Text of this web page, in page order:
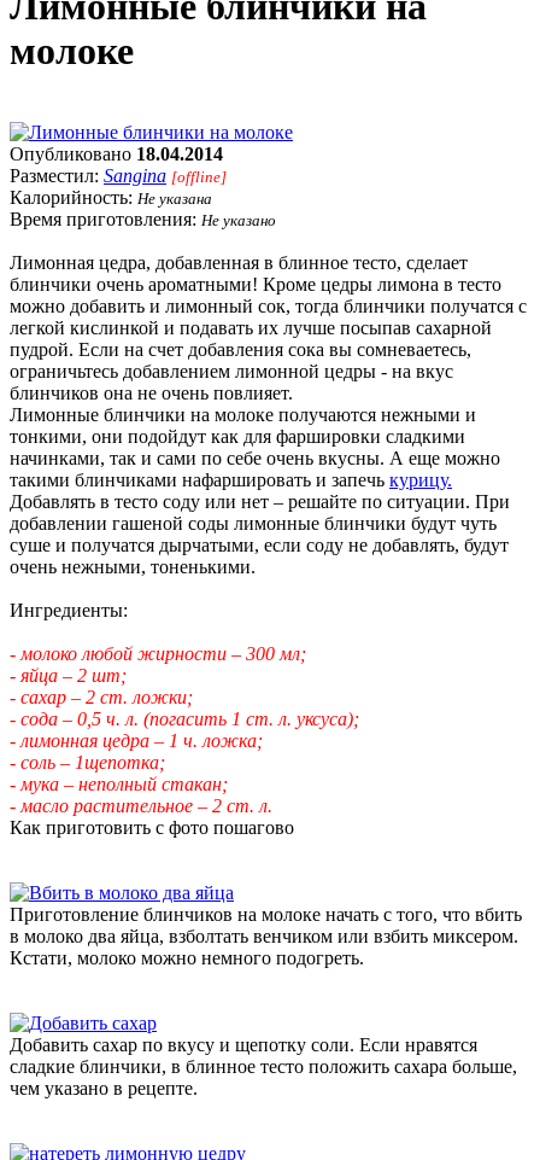
молоке
Опубликовано 18.04.2014
Разместил: Sangina [offline]
Калорийность: Не указана
Время приготовления: Не указано
Лимонная цедра, добавленная в блинное тесто, сделает
блинчики очень ароматными! Кроме цедры лимона в тесто
можно добавить и лимонный сок, тогда блинчики получатся с
легкой кислинкой и подавать их лучше посыпав сахарной
пудрой. Если на счет добавления сока вы сомневаетесь,
ограничьтесь добавлением лимонной цедры - на вкус
блинчиков она не очень повлияет.
Лимонные блинчики на молоке получаются нежными и
тонкими, они подойдут как для фаршировки сладкими
начинками, так и сами по себе очень вкусны. А еще можно
такими блинчиками нафаршировать и запечь курицу.
Добавлять в тесто соду или нет – решайте по ситуации. При
добавлении гашеной соды лимонные блинчики будут чуть
суше и получатся дырчатыми, если соду не добавлять, будут
очень нежными, тоненькими.
Ингредиенты:
- молоко любой жирности – 300 мл;
- яйца – 2 шт;
- сахар – 2 ст. ложки;
- сода – 0,5 ч. л. (погасить 1 ст. л. уксуса);
- лимонная цедра – 1 ч. ложка;
- соль – 1щепотка;
- мука – неполный стакан;
- масло растительное – 2 ст. л.
Как приготовить с фото пошагово
Приготовление блинчиков на молоке начать с того, что вбить
в молоко два яйца, взболтать венчиком или взбить миксером.
Кстати, молоко можно немного подогреть.
Добавить сахар по вкусу и щепотку соли. Если нравятся
сладкие блинчики, в блинное тесто положить сахара больше,
чем указано в рецепте.